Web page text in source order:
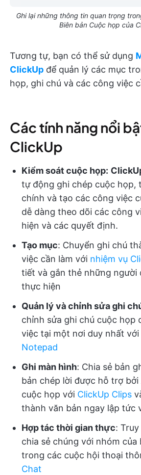
Ghi lại những thông tin quan trọng
Biên bản Cuộc họp của
Tương tự, bạn có thể sử dụng
ClickUp để quản lý các mục
họp, ghi chú và các công việc
Các tính năng nổi
ClickUp
Kiểm soát cuộc họp:
tự động ghi chép cuộc họp,
chính và tạo các công việc
dễ dàng theo dõi các công
hiện và các quyết định.
Tạo mục: Chuyển ghi chú
việc cần làm với nhiệm vụ
tiết và gắn thẻ những người
thực hiện
Quản lý và chỉnh sửa ghi
chỉnh sửa ghi chú cuộc họp
việc tại một nơi duy nhất với
Notepad
Ghi màn hình: Chia sẻ bản
bản chép lời được hỗ trợ
cuộc họp với ClickUp Clips
thành văn bản ngay lập tức
Hợp tác thời gian thực:
chia sẻ chúng với nhóm của
trong các cuộc hội thoại
Chat